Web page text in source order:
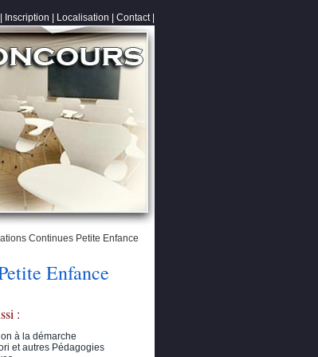
Inscription Localisation Contact|
Continues Petite Enfance
Enfance
:
à la démarche
et autres Pédagogies